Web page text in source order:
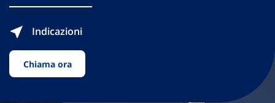
Indicazioni
Chiama ora